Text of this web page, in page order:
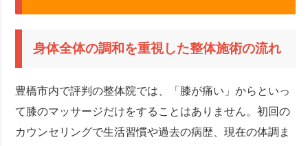
身体全体の調和を重視した整体施術の流れ
豊橋市内で評判の整体院では、「膝が痛い」からといっ
て膝のマッサージだけをすることはありません。初回の
カウンセリングで生活習慣や過去の病歴、現在の体調ま